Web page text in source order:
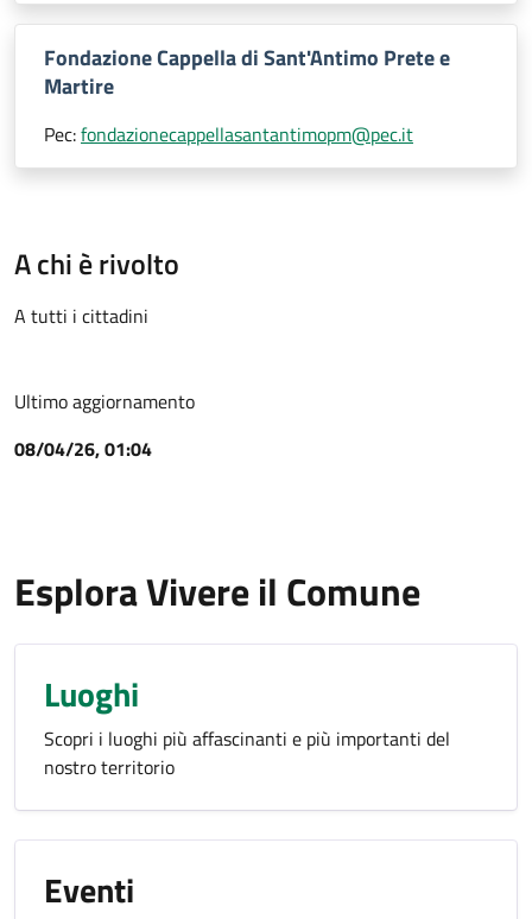
Fondazione Cappella di Sant'Antimo Prete e
Martire
Pec:fondazionecappellasantantimopm@pec.it
A chi è rivolto
A tutti i cittadini
Ultimo aggiornamento
08/04/26, 01:04
Esplora Vivere il Comune
Luoghi
Scopri i luoghi più affascinanti e più importanti del
nostro territorio
Eventi